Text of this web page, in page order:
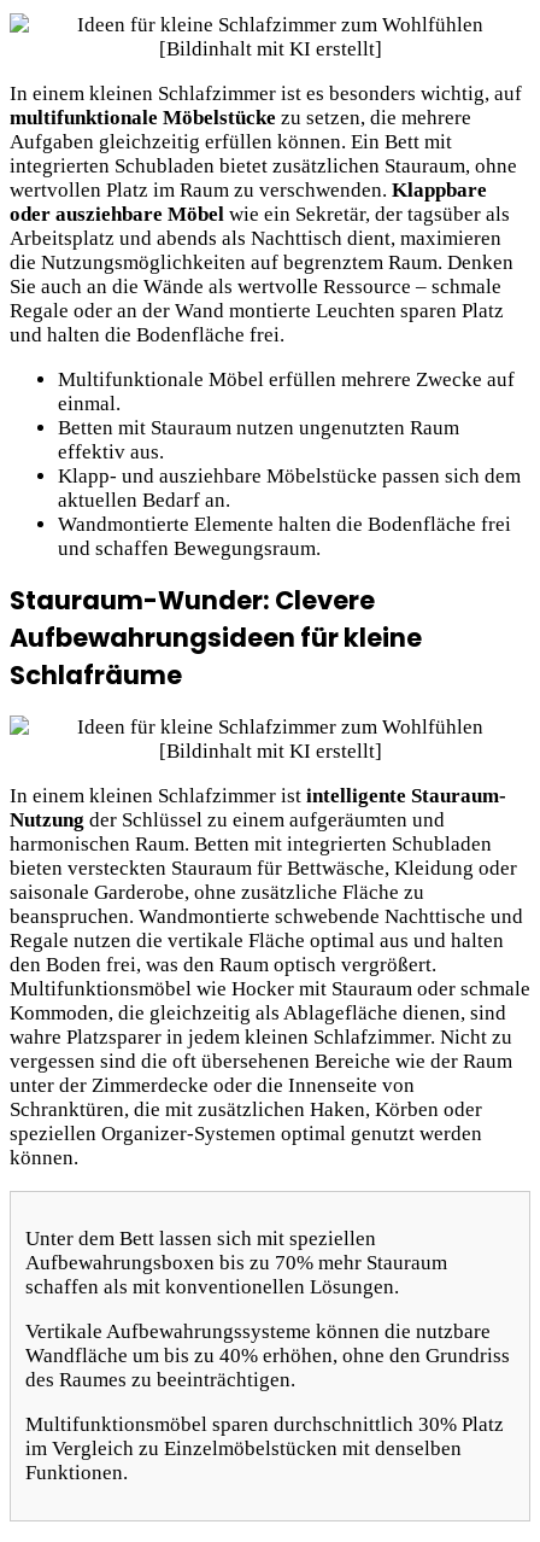
In einem kleinen Schlafzimmer ist es besonders wichtig, auf
multifunktionale Möbelstücke zu setzen, die mehrere
Aufgaben gleichzeitig erfüllen können. Ein Bett mit
integrierten Schubladen bietet zusätzlichen Stauraum, ohne
wertvollen Platz im Raum zu verschwenden. Klappbare
oder ausziehbare Möbel wie ein Sekretär, der tagsüber als
Arbeitsplatz und abends als Nachttisch dient, maximieren
die Nutzungsmöglichkeiten auf begrenztem Raum. Denken
Sie auch an die Wände als wertvolle Ressource – schmale
Regale oder an der Wand montierte Leuchten sparen Platz
und halten die Bodenfläche frei.
Multifunktionale Möbel erfüllen mehrere Zwecke auf
einmal.
Betten mit Stauraum nutzen ungenutzten Raum
effektiv aus.
Klapp- und ausziehbare Möbelstücke passen sich dem
aktuellen Bedarf an.
Wandmontierte Elemente halten die Bodenfläche frei
und schaffen Bewegungsraum.
Stauraum-Wunder: Clevere
Aufbewahrungsideen für kleine
Schlafräume
In einem kleinen Schlafzimmer ist intelligente Stauraum-
Nutzung der Schlüssel zu einem aufgeräumten und
harmonischen Raum. Betten mit integrierten Schubladen
bieten versteckten Stauraum für Bettwäsche, Kleidung oder
saisonale Garderobe, ohne zusätzliche Fläche zu
beanspruchen. Wandmontierte schwebende Nachttische und
Regale nutzen die vertikale Fläche optimal aus und halten
den Boden frei, was den Raum optisch vergrößert.
Multifunktionsmöbel wie Hocker mit Stauraum oder schmale
Kommoden, die gleichzeitig als Ablagefläche dienen, sind
wahre Platzsparer in jedem kleinen Schlafzimmer. Nicht zu
vergessen sind die oft übersehenen Bereiche wie der Raum
unter der Zimmerdecke oder die Innenseite von
Schranktüren, die mit zusätzlichen Haken, Körben oder
speziellen Organizer-Systemen optimal genutzt werden
können.
Unter dem Bett lassen sich mit speziellen
Aufbewahrungsboxen bis zu 70% mehr Stauraum
schaffen als mit konventionellen Lösungen.
Vertikale Aufbewahrungssysteme können die nutzbare
Wandfläche um bis zu 40% erhöhen, ohne den Grundriss
des Raumes zu beeinträchtigen.
Multifunktionsmöbel sparen durchschnittlich 30% Platz
im Vergleich zu Einzelmöbelstücken mit denselben
Funktionen.